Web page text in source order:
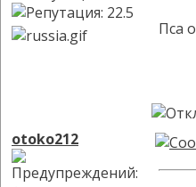
Пса
otoko212